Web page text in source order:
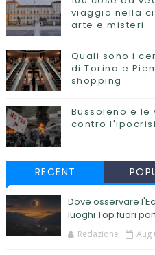
viaggio nella
arte e misteri
Quali sono i
di Torino e
shopping
Bussoleno e le
contro
RECENT
Dove osservare
luoghi Top fuori
Redazione Aug